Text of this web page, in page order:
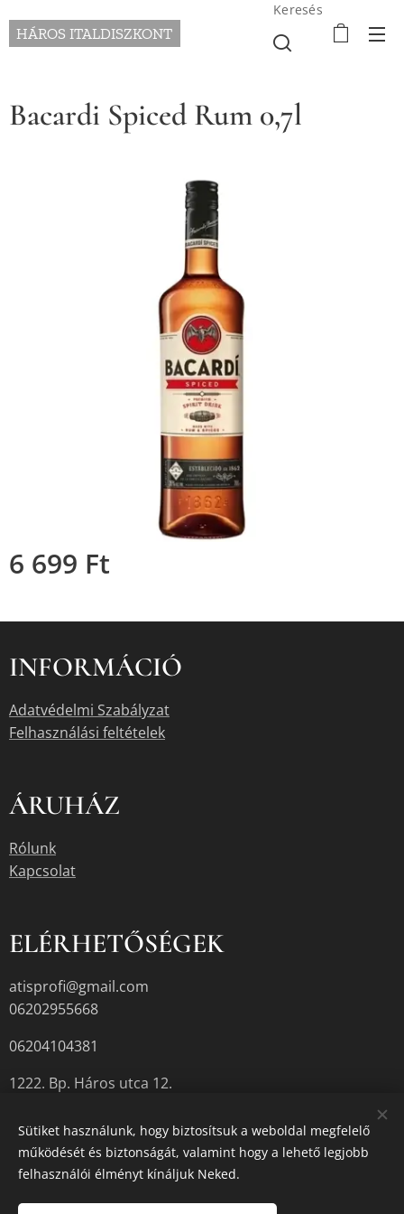
HÁROS ITALDISZKONT
Keresés
Bacardi Spiced Rum 0,7l
6 699 Ft
INFORMÁCIÓ
Adatvédelmi Szabályzat
Felhasználási feltételek
ÁRUHÁZ
Rólunk
Kapcsolat
ELÉRHETŐSÉGEK
atisprofi@gmail.com
06202955668
06204104381
1222. Bp. Háros utca 12.
A termékek aktuális készletéről érdeklődjön az üzletben, vagy a
megadott elérhetőségek egyikén.
Sütiket használunk, hogy biztosítsuk a weboldal megfelelő
működését és biztonságát, valamint hogy a lehető legjobb
felhasználói élményt kínáljuk Neked.